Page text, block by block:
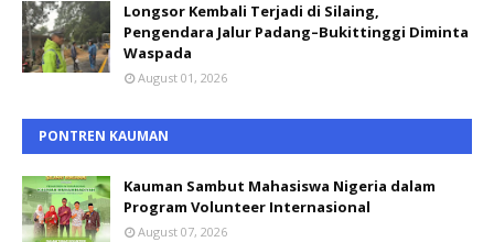
Longsor Kembali Terjadi di Silaing,
Pengendara Jalur Padang–Bukittinggi Diminta
Waspada
August 01, 2026
PONTREN KAUMAN
Kauman Sambut Mahasiswa Nigeria dalam
Program Volunteer Internasional
August 07, 2026